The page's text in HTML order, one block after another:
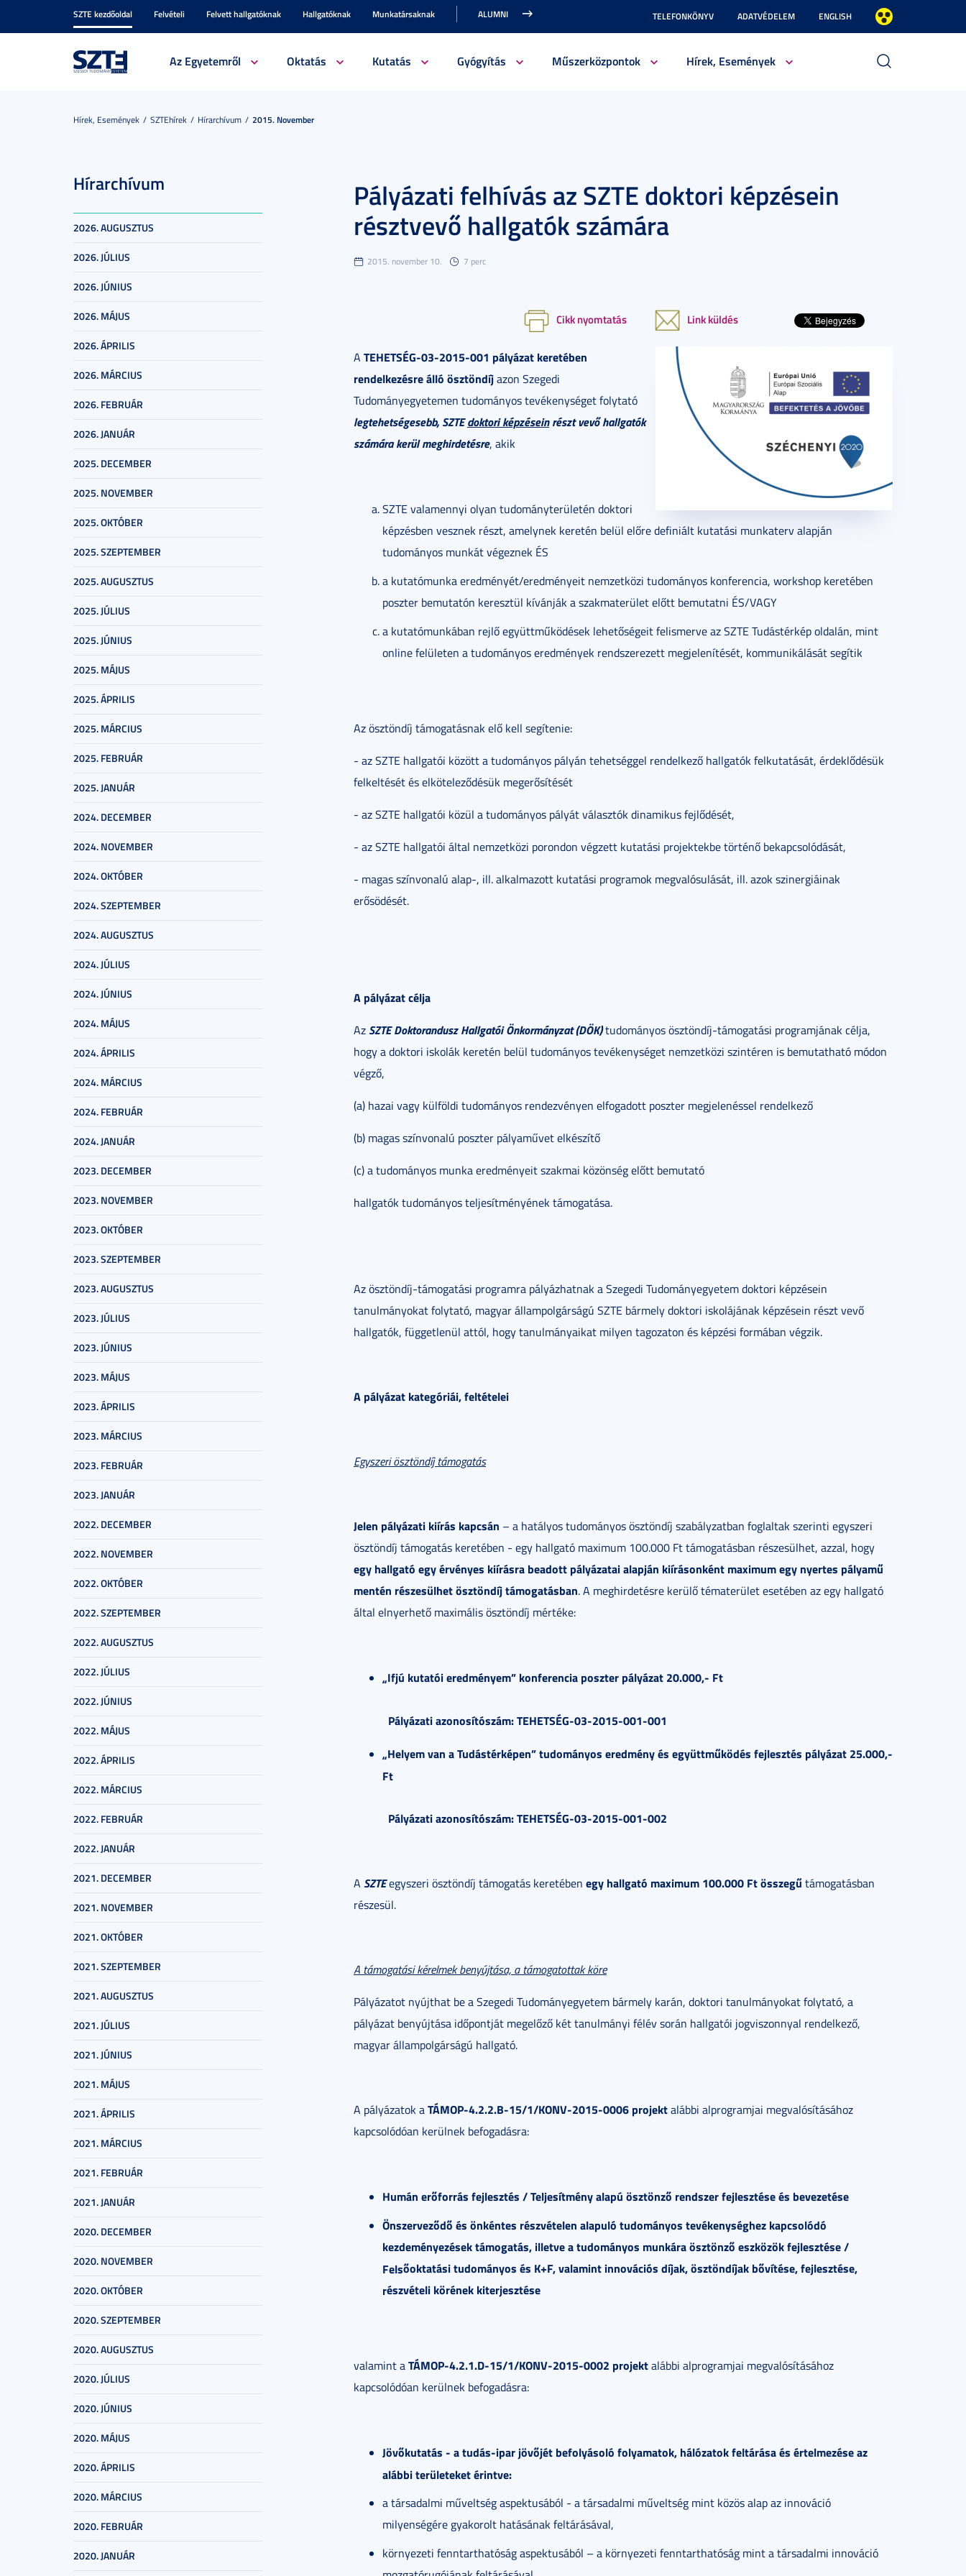
SZTE kezdőoldal Felvételi Felvett hallgatóknak Hallgatóknak Munkatársaknak ALUMNI TELEFONKÖNYV ADATVÉDELEM ENGLISH
Az Egyetemről Oktatás Kutatás Gyógyítás Műszerközpontok Hírek, Események
Hírek, Események SZTEhírek Hírarchívum 2015. November
Hírarchívum
2026. AUGUSZTUS
2026. JÚLIUS
2026. JÚNIUS
2026. MÁJUS
2026. ÁPRILIS
2026. MÁRCIUS
2026. FEBRUÁR
2026. JANUÁR
2025. DECEMBER
2025. NOVEMBER
2025. OKTÓBER
2025. SZEPTEMBER
2025. AUGUSZTUS
2025. JÚLIUS
2025. JÚNIUS
2025. MÁJUS
2025. ÁPRILIS
2025. MÁRCIUS
2025. FEBRUÁR
2025. JANUÁR
2024. DECEMBER
2024. NOVEMBER
2024. OKTÓBER
2024. SZEPTEMBER
2024. AUGUSZTUS
2024. JÚLIUS
2024. JÚNIUS
2024. MÁJUS
2024. ÁPRILIS
2024. MÁRCIUS
2024. FEBRUÁR
2024. JANUÁR
2023. DECEMBER
2023. NOVEMBER
2023. OKTÓBER
2023. SZEPTEMBER
2023. AUGUSZTUS
2023. JÚLIUS
2023. JÚNIUS
2023. MÁJUS
2023. ÁPRILIS
2023. MÁRCIUS
2023. FEBRUÁR
2023. JANUÁR
2022. DECEMBER
2022. NOVEMBER
2022. OKTÓBER
2022. SZEPTEMBER
2022. AUGUSZTUS
2022. JÚLIUS
2022. JÚNIUS
2022. MÁJUS
2022. ÁPRILIS
2022. MÁRCIUS
2022. FEBRUÁR
2022. JANUÁR
2021. DECEMBER
2021. NOVEMBER
2021. OKTÓBER
2021. SZEPTEMBER
2021. AUGUSZTUS
2021. JÚLIUS
2021. JÚNIUS
2021. MÁJUS
2021. ÁPRILIS
2021. MÁRCIUS
2021. FEBRUÁR
2021. JANUÁR
2020. DECEMBER
2020. NOVEMBER
2020. OKTÓBER
2020. SZEPTEMBER
2020. AUGUSZTUS
2020. JÚLIUS
2020. JÚNIUS
2020. MÁJUS
2020. ÁPRILIS
2020. MÁRCIUS
2020. FEBRUÁR
2020. JANUÁR
Pályázati felhívás az SZTE doktori képzésein
résztvevő hallgatók számára
2015. november 10. 7 perc
Cikk nyomtatás Link küldés
A TEHETSÉG-03-2015-001 pályázat keretében
rendelkezésre álló ösztöndíjazon Szegedi
Tudományegyetemen tudományos tevékenységet folytató
legtehetségesebb, SZTEdoktori képzéseinrészt vevő hallgatók
számára kerül meghirdetésre, akik
SZTE valamennyi olyan tudományterületén doktori
képzésben vesznek részt, amelynek keretén belül előre definiált kutatási munkaterv alapján
tudományos munkát végeznek ÉS
a kutatómunka eredményét/eredményeit nemzetközi tudományos konferencia, workshop keretében
poszter bemutatón keresztül kívánják a szakmaterület előtt bemutatni ÉS/VAGY
a kutatómunkában rejlő együttműködések lehetőségeit felismerve az SZTE Tudástérkép oldalán, mint
online felületen a tudományos eredmények rendszerezett megjelenítését, kommunikálását segítik
Az ösztöndíj támogatásnak elő kell segítenie:
- az SZTE hallgatói között a tudományos pályán tehetséggel rendelkező hallgatók felkutatását, érdeklődésük
felkeltését és elköteleződésük megerősítését
- az SZTE hallgatói közül a tudományos pályát választók dinamikus fejlődését,
- az SZTE hallgatói által nemzetközi porondon végzett kutatási projektekbe történő bekapcsolódását,
- magas színvonalú alap-, ill. alkalmazott kutatási programok megvalósulását, ill. azok szinergiáinak
erősödését.
A pályázat célja
Az SZTE Doktorandusz Hallgatói Önkormányzat (DÖK)tudományos ösztöndíj-támogatási programjának célja,
hogy a doktori iskolák keretén belül tudományos tevékenységet nemzetközi szintéren is bemutatható módon
végző,
(a) hazai vagy külföldi tudományos rendezvényen elfogadott poszter megjelenéssel rendelkező
(b) magas színvonalú poszter pályaművet elkészítő
(c) a tudományos munka eredményeit szakmai közönség előtt bemutató
hallgatók tudományos teljesítményének támogatása.
Az ösztöndíj-támogatási programra pályázhatnak a Szegedi Tudományegyetem doktori képzésein
tanulmányokat folytató, magyar állampolgárságú SZTE bármely doktori iskolájának képzésein részt vevő
hallgatók, függetlenül attól, hogy tanulmányaikat milyen tagozaton és képzési formában végzik.
A pályázat kategóriái, feltételei
Egyszeri ösztöndíj támogatás
Jelen pályázati kiírás kapcsán – a hatályos tudományos ösztöndíj szabályzatban foglaltak szerinti egyszeri
ösztöndíj támogatás keretében - egy hallgató maximum 100.000 Ft támogatásban részesülhet, azzal, hogy
egy hallgató egy érvényes kiírásra beadott pályázatai alapján kiírásonként maximum egy nyertes pályamű
mentén részesülhetösztöndíj támogatásban. A meghirdetésre kerülő tématerület esetében az egy hallgató
által elnyerhető maximális ösztöndíj mértéke:
„Ifjú kutatói eredményem” konferencia poszter pályázat 20.000,- Ft
Pályázati azonosítószám: TEHETSÉG-03-2015-001-001
„Helyem van a Tudástérképen” tudományos eredmény és együttműködés fejlesztés pályázat 25.000,-
Ft
Pályázati azonosítószám: TEHETSÉG-03-2015-001-002
A SZTEegyszeri ösztöndíj támogatás keretében egy hallgató maximum 100.000 Ft összegűtámogatásban
részesül.
A támogatási kérelmek benyújtása, a támogatottak köre
Pályázatot nyújthat be a Szegedi Tudományegyetem bármely karán, doktori tanulmányokat folytató, a
pályázat benyújtása időpontját megelőző két tanulmányi félév során hallgatói jogviszonnyal rendelkező,
magyar állampolgárságú hallgató.
A pályázatok aTÁMOP-4.2.2.B-15/1/KONV-2015-0006 projektalábbi alprogramjai megvalósításához
kapcsolódóan kerülnek befogadásra:
Humán erőforrás fejlesztés / Teljesítmény alapú ösztönző rendszer fejlesztéseés bevezetése
Önszerveződő és önkéntes részvételen alapuló tudományos tevékenységhez kapcsolódó
kezdeményezések támogatás, illetve a tudományos munkáraösztönző eszközök fejlesztése /
Felsőoktatási tudományos és K+F, valamint innovációs díjak, ösztöndíjak bővítése, fejlesztése,
részvételi körének kiterjesztése
valamint aTÁMOP-4.2.1.D-15/1/KONV-2015-0002 projektalábbi alprogramjai megvalósításához
kapcsolódóan kerülnek befogadásra:
Jövőkutatás - a tudás-ipar jövőjét befolyásoló folyamatok, hálózatok feltárása és értelmezése az
alábbi területeket érintve:
a társadalmi műveltség aspektusából - a társadalmi műveltség mint közös alap az innováció
milyenségére gyakorolt hatásának feltárásával,
környezeti fenntarthatóság aspektusából – a környezeti fenntarthatóság mint a társadalmi innováció